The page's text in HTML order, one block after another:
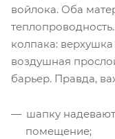
войлока. Оба
колпака:
воздушная
барьер. Правда,
шапку
помещение;